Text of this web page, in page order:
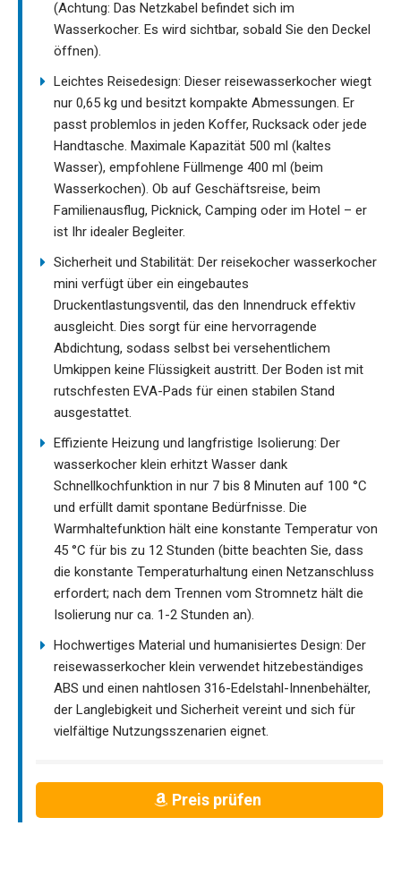
(Achtung: Das Netzkabel befindet sich im
Wasserkocher. Es wird sichtbar, sobald Sie den Deckel
öffnen).
Leichtes Reisedesign: Dieser reisewasserkocher wiegt
nur 0,65 kg und besitzt kompakte Abmessungen. Er
passt problemlos in jeden Koffer, Rucksack oder jede
Handtasche. Maximale Kapazität 500 ml (kaltes
Wasser), empfohlene Füllmenge 400 ml (beim
Wasserkochen). Ob auf Geschäftsreise, beim
Familienausflug, Picknick, Camping oder im Hotel – er
ist Ihr idealer Begleiter.
Sicherheit und Stabilität: Der reisekocher wasserkocher
mini verfügt über ein eingebautes
Druckentlastungsventil, das den Innendruck effektiv
ausgleicht. Dies sorgt für eine hervorragende
Abdichtung, sodass selbst bei versehentlichem
Umkippen keine Flüssigkeit austritt. Der Boden ist mit
rutschfesten EVA-Pads für einen stabilen Stand
ausgestattet.
Effiziente Heizung und langfristige Isolierung: Der
wasserkocher klein erhitzt Wasser dank
Schnellkochfunktion in nur 7 bis 8 Minuten auf 100 °C
und erfüllt damit spontane Bedürfnisse. Die
Warmhaltefunktion hält eine konstante Temperatur von
45 °C für bis zu 12 Stunden (bitte beachten Sie, dass
die konstante Temperaturhaltung einen Netzanschluss
erfordert; nach dem Trennen vom Stromnetz hält die
Isolierung nur ca. 1-2 Stunden an).
Hochwertiges Material und humanisiertes Design: Der
reisewasserkocher klein verwendet hitzebeständiges
ABS und einen nahtlosen 316-Edelstahl-Innenbehälter,
der Langlebigkeit und Sicherheit vereint und sich für
vielfältige Nutzungsszenarien eignet.
Preis prüfen